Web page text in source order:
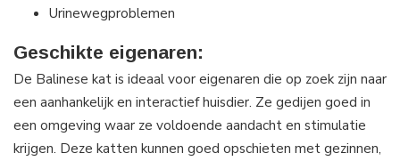
Urinewegproblemen
Geschikte eigenaren:
De Balinese kat is ideaal voor eigenaren die op zoek zijn naar
een aanhankelijk en interactief huisdier. Ze gedijen goed in
een omgeving waar ze voldoende aandacht en stimulatie
krijgen. Deze katten kunnen goed opschieten met gezinnen,